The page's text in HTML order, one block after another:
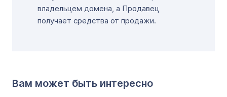
владельцем домена, а Продавец
получает средства от продажи.
Вам может быть интересно